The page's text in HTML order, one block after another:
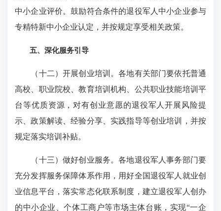
中小企业评价。鼓励符合条件的退役军人中小企业参与
专精特新中小企业认定，并按规定享受相关政策。
五、深化服务引导
（十二）开展创业培训。各地有关部门要依托普通
高校、职业院校、教育培训机构、公共职业技能培训平
台等优质资源，对有创业意愿的退役军人开展风险提
示、政策解读、经验分享、实践指导等创业培训，并按
规定落实培训补贴。
（十三）做好创业服务。各地退役军人事务部门要
充分发挥服务保障体系作用，用好全国退役军人就业创
业信息平台，落实常态化联系制度，建立退役军人创办
的中小企业、个体工商户等市场主体台账，实现“一企